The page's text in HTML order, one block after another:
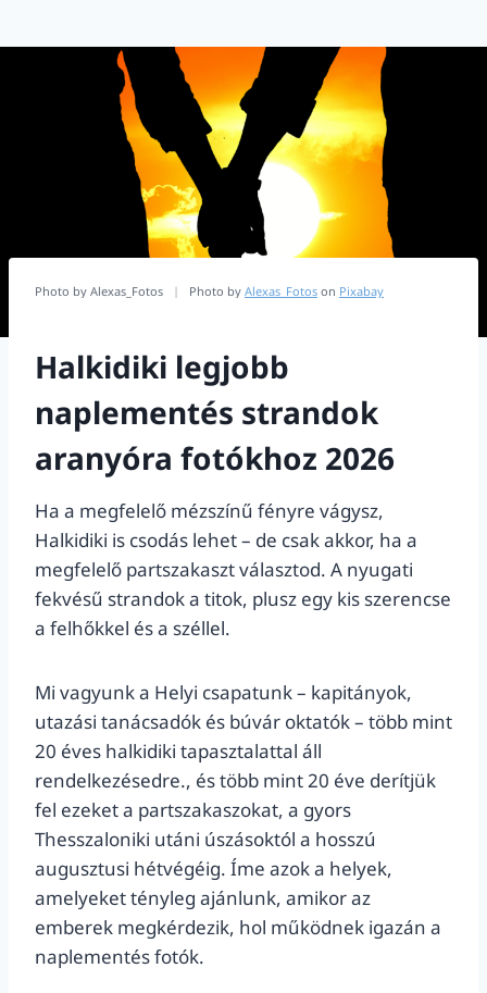
Photo by Alexas_Fotos | Photo by Alexas_Fotos on Pixabay
Halkidiki legjobb
naplementés strandok
aranyóra fotókhoz 2026
Ha a megfelelő mézszínű fényre vágysz,
Halkidiki is csodás lehet – de csak akkor, ha a
megfelelő partszakaszt választod. A nyugati
fekvésű strandok a titok, plusz egy kis szerencse
a felhőkkel és a széllel.
Mi vagyunk a Helyi csapatunk – kapitányok,
utazási tanácsadók és búvár oktatók – több mint
20 éves halkidiki tapasztalattal áll
rendelkezésedre., és több mint 20 éve derítjük
fel ezeket a partszakaszokat, a gyors
Thesszaloniki utáni úszásoktól a hosszú
augusztusi hétvégéig. Íme azok a helyek,
amelyeket tényleg ajánlunk, amikor az
emberek megkérdezik, hol működnek igazán a
naplementés fotók.